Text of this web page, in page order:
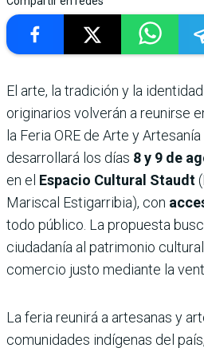
El arte, la tradición y la
originarios volverán a reunirse
la Feria ORE de Arte y
desarrollará los días 8 y 9 de
en el Espacio Cultural Staudt
Mariscal Estigarribia), con
todo público. La propuesta
ciudadanía al patrimonio
comercio justo mediante la
La feria reunirá a artesanas y
comunidades indígenas del